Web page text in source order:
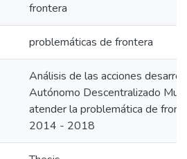
frontera
problemáticas de frontera
Análisis de las acciones
Autónomo Descentralizado
atender la problemática de
2014 - 2018